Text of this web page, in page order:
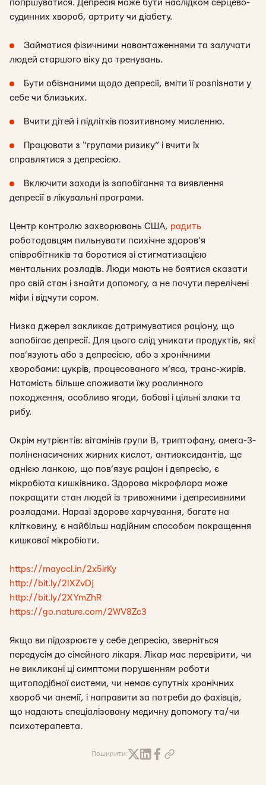
погіршуватися. Депресія може бути наслідком серцево-
судинних хвороб, артриту чи діабету.
Займатися фізичними навантаженнями та залучати
людей старшого віку до тренувань.
Бути обізнаними щодо депресії, вміти її розпізнати у
себе чи близьких.
Вчити дітей і підлітків позитивному мисленню.
Працювати з “групами ризику” і вчити їх
справлятися з депресією.
Включити заходи із запобігання та виявлення
депресії в лікувальні програми.
Центр контролю захворювань США, радить
роботодавцям пильнувати психічне здоров’я
співробітників та боротися зі стигматизацією
ментальних розладів. Люди мають не боятися сказати
про свій стан і знайти допомогу, а не почути перелічені
міфи і відчути сором.
Низка джерел закликає дотримуватися раціону, що
запобігає депресії. Для цього слід уникати продуктів, які
пов’язують або з депресією, або з хронічними
хворобами: цукрів, процесованого м’яса, транс-жирів.
Натомість більше споживати їжу рослинного
походження, особливо ягоди, бобові і цільні злаки та
рибу.
Окрім нутрієнтів: вітамінів групи В, триптофану, омега-3-
поліненасичених жирних кислот, антиоксидантів, ще
однією ланкою, що пов’язує раціон і депресію, є
мікробіота кишківника. Здорова мікрофлора може
покращити стан людей із тривожними і депресивними
розладами. Наразі здорове харчування, багате на
клітковину, є найбільш надійним способом покращення
кишкової мікробіоти.
https://mayocl.in/2x5irKy
http://bit.ly/2IXZvDj
http://bit.ly/2XYmZhR
https://go.nature.com/2WV8Zc3
Якщо ви підозрюєте у себе депресію, зверніться
передусім до сімейного лікаря. Лікар має перевірити, чи
не викликані ці симптоми порушенням роботи
щитоподібної системи, чи немає супутніх хронічних
хвороб чи анемії, і направити за потреби до фахівців,
що надають спеціалізовану медичну допомогу та/чи
психотерапевта.
Поширити: